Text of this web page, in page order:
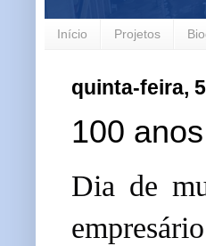
Início Projetos
quinta-feira,
100
Dia de